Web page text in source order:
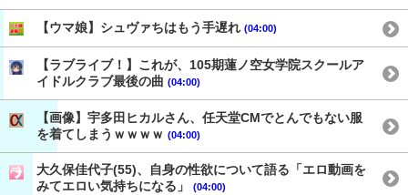
【ウマ娘】シュヴァちはもう手遅れ (04:00)
【ラブライブ！】これが、105期蓮ノ空女学院スクールア
イドルクラブ最後の曲 (04:00)
【画像】宇多田ヒカルさん、任天堂CMでとんでもない服
を着てしまうｗｗｗｗ (04:00)
大久保佳代子(55)、自身の性欲について語る「エロ動画を
みてエロい気持ちになる」
(04:00)